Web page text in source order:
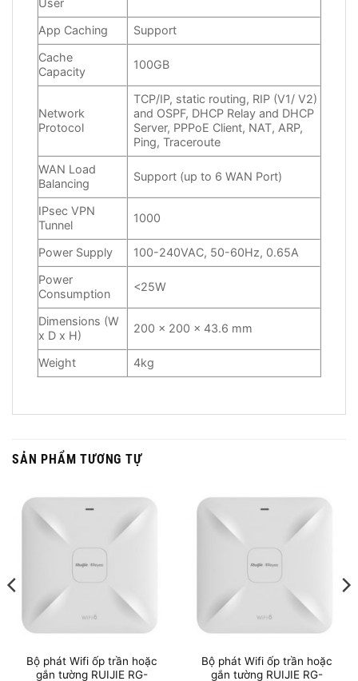
User
App Caching
Support
Cache
Capacity
100GB
Network
Protocol
TCP/IP, static routing, RIP (V1/ V2)
and OSPF, DHCP Relay and DHCP
Server, PPPoE Client, NAT, ARP,
Ping, Traceroute
WAN Load
Balancing
Support (up to 6 WAN Port)
IPsec VPN
Tunnel
1000
Power Supply
100-240VAC, 50-60Hz, 0.65A
Power
Consumption
<25W
Dimensions (W
x D x H)
200 x 200 x 43.6 mm
Weight 4kg
SẢN PHẨM TƯƠNG TỰ
Bộ phát Wifi ốp trần hoặc
gắn tường RUIJIE RG-
Bộ phát Wifi ốp trần hoặc
gắn tường RUIJIE RG-